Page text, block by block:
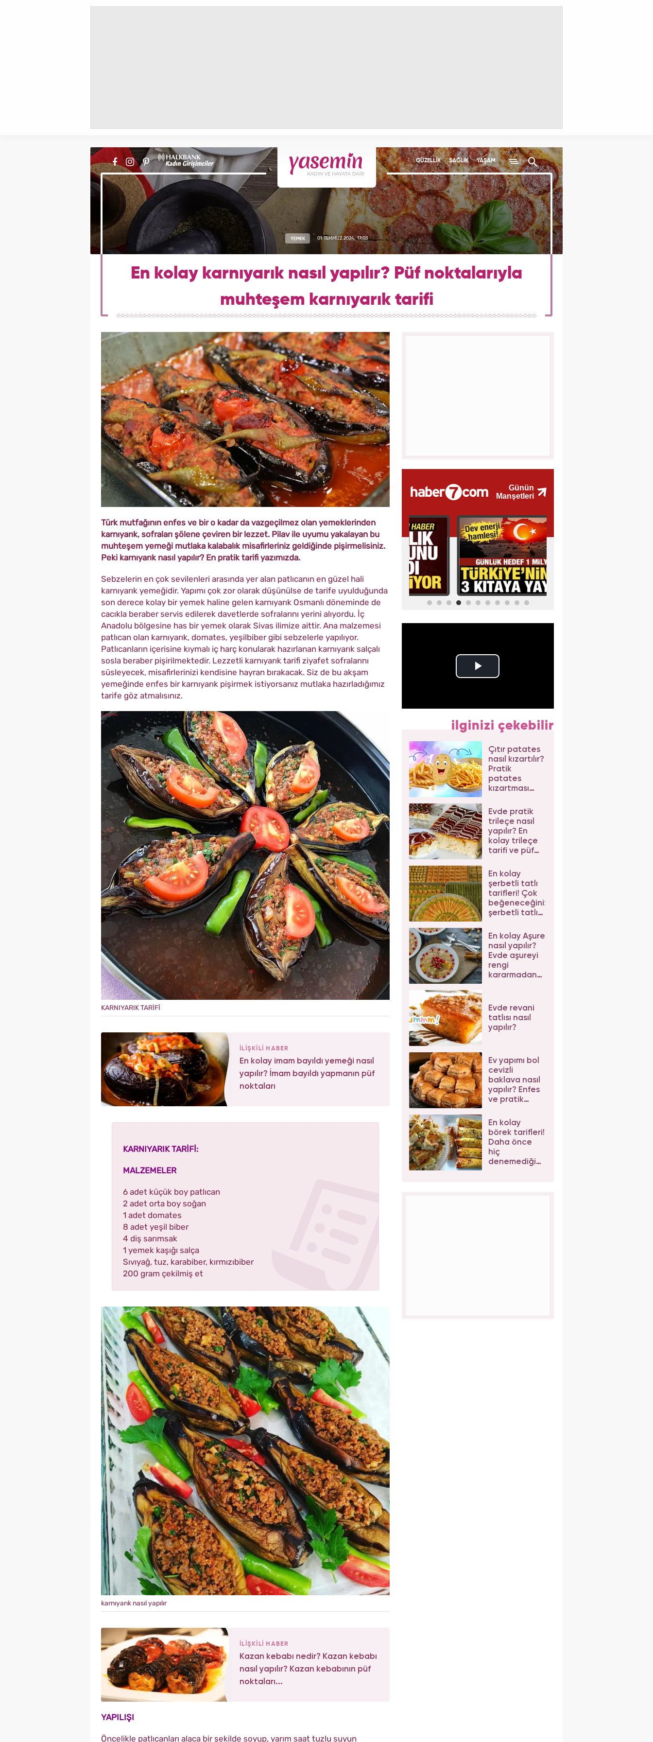
GÜZELLİK SAĞLIK YAŞAM
YEMEK 01 TEMMUZ 2024, 17:03
En kolay karnıyarık nasıl yapılır? Püf noktalarıyla
muhteşem karnıyarık tarifi
Türk mutfağının enfes ve bir o kadar da vazgeçilmez olan yemeklerinden
karnıyarık, sofraları şölene çeviren bir lezzet. Pilav ile uyumu yakalayan bu
muhteşem yemeği mutlaka kalabalık misafirleriniz geldiğinde pişirmelisiniz.
Peki karnıyarık nasıl yapılır? En pratik tarifi yazımızda.
Sebzelerin en çok sevilenleri arasında yer alan patlıcanın en güzel hali
karnıyarık yemeğidir. Yapımı çok zor olarak düşünülse de tarife uyulduğunda
son derece kolay bir yemek haline gelen karnıyarık Osmanlı döneminde de
cacıkla beraber servis edilerek davetlerde sofralarını yerini alıyordu. İç
Anadolu bölgesine has bir yemek olarak Sivas ilimize aittir. Ana malzemesi
patlıcan olan karnıyarık, domates, yeşilbiber gibi sebzelerle yapılıyor.
Patlıcanların içerisine kıymalı iç harç konularak hazırlanan karnıyarık salçalı
sosla beraber pişirilmektedir. Lezzetli karnıyarık tarifi ziyafet sofralarını
süsleyecek, misafirlerinizi kendisine hayran bırakacak. Siz de bu akşam
yemeğinde enfes bir karnıyarık pişirmek istiyorsanız mutlaka hazırladığımız
tarife göz atmalısınız.
KARNIYARIK TARİFİ
İLİŞKİLİ HABER
En kolay imam bayıldı yemeği nasıl
yapılır? İmam bayıldı yapmanın püf
noktaları
KARNIYARIK TARİFİ:
MALZEMELER
6 adet küçük boy patlıcan
2 adet orta boy soğan
1 adet domates
8 adet yeşil biber
4 diş sarımsak
1 yemek kaşığı salça
Sıvıyağ, tuz, karabiber, kırmızıbiber
200 gram çekilmiş et
karnıyarık nasıl yapılır
İLİŞKİLİ HABER
Kazan kebabı nedir? Kazan kebabı
nasıl yapılır? Kazan kebabının püf
noktaları...
YAPILIŞI
Öncelikle patlıcanları alaca bir şekilde soyup, yarım saat tuzlu suyun
ilginizi çekebilir
Çıtır patates
nasıl kızartılır?
Pratik
patates
kızartması
Evde pratik
trileçe nasıl
yapılır? En
kolay trileçe
tarifi ve püf
En kolay
şerbetli tatlı
tarifleri! Çok
beğeneceğiniz
şerbetli tatlı
En kolay Aşure
nasıl yapılır?
Evde aşureyi
rengi
kararmadan
Evde revani
tatlısı nasıl
yapılır?
Ev yapımı bol
cevizli
baklava nasıl
yapılır? Enfes
ve pratik
baklava tarifi
En kolay
börek tarifleri!
Daha önce
hiç
denemediğiniz